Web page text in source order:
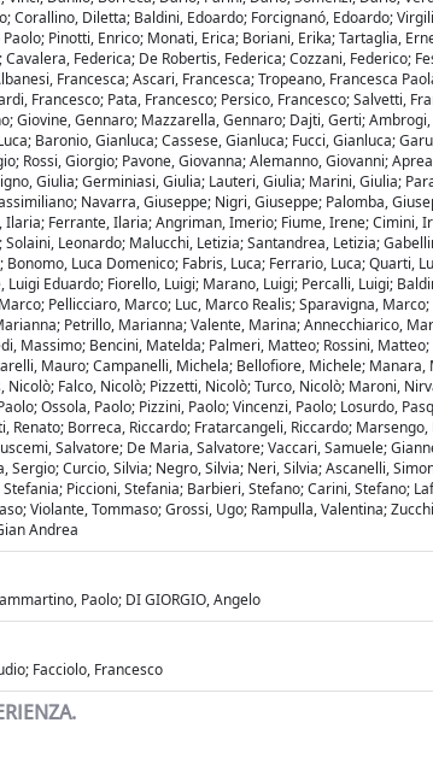
Diletta; Baldini, Edoardo; Forcignanó, Edoardo;
Pinotti, Enrico; Monati, Erica; Boriani, Erika; Tartaglia,
Federica; De Robertis, Federica; Cozzani, Federico;
Francesca; Ascari, Francesca; Tropeano, Francesca
Francesco; Pata, Francesco; Persico, Francesco; Salvetti,
Gennaro; Mazzarella, Gennaro; Dajti, Gerti;
Baronio, Gianluca; Cassese, Gianluca; Fucci, Gianluca;
Giorgio; Pavone, Giovanna; Alemanno, Giovanni;
Giulia; Germiniasi, Giulia; Lauteri, Giulia; Marini, Giulia;
Navarra, Giuseppe; Nigri, Giuseppe; Palomba,
Ferrante, Ilaria; Angriman, Imerio; Fiume, Irene; Cimini,
Leonardo; Malucchi, Letizia; Santandrea, Letizia;
Luca Domenico; Fabris, Luca; Ferrario, Luca; Quarti,
Luigi Eduardo; Fiorello, Luigi; Marano, Luigi; Percalli, Luigi;
Pellicciaro, Marco; Luc, Marco Realis; Sparavigna,
Petrillo, Marianna; Valente, Marina; Annecchiarico,
Bencini, Matelda; Palmeri, Matteo; Rossini,
Mauro; Campanelli, Michela; Bellofiore, Michele;
Falco, Nicolò; Pizzetti, Nicolò; Turco, Nicolò; Maroni,
Ossola, Paolo; Pizzini, Paolo; Vincenzi, Paolo; Losurdo,
Borreca, Riccardo; Fratarcangeli, Riccardo;
Salvatore; De Maria, Salvatore; Vaccari, Samuele;
Curcio, Silvia; Negro, Silvia; Neri, Silvia; Ascanelli,
Piccioni, Stefania; Barbieri, Stefano; Carini, Stefano;
Violante, Tommaso; Grossi, Ugo; Rampulla, Valentina;
Andrea
Paolo; DI GIORGIO, Angelo
Facciolo, Francesco